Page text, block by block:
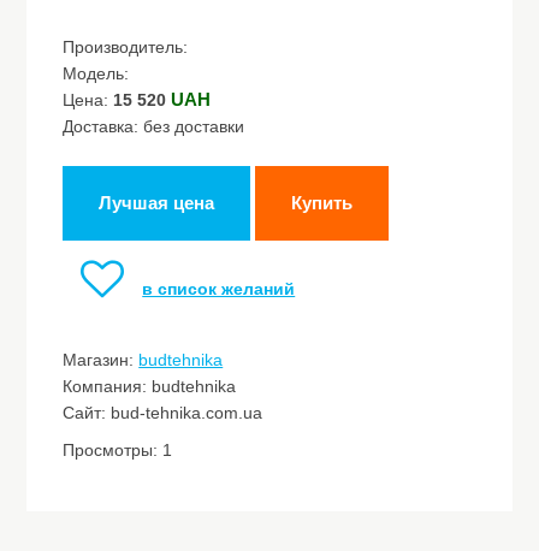
Производитель:
Модель:
Цена: 15 520UAH
Доставка: без доставки
Лучшая цена Купить
в список желаний
Магазин: budtehnika
Компания: budtehnika
Сайт: bud-tehnika.com.ua
Просмотры: 1